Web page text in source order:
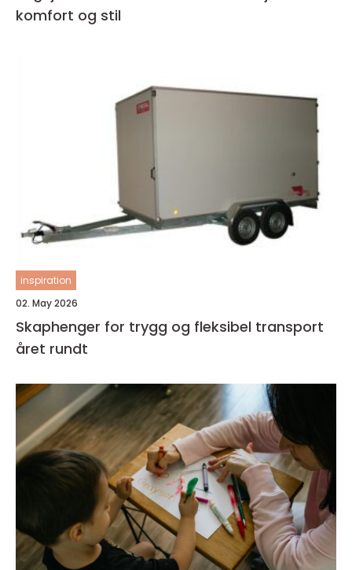
komfort og stil
inspiration
02. May 2026
Skaphenger for trygg og fleksibel transport
året rundt